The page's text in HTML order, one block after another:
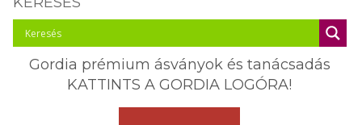
Gordia prémium ásványok és tanácsadás
KATTINTS A GORDIA LOGÓRA!